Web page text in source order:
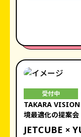
受付中
TAKARA
境最適化の提案
JETCUBE ×